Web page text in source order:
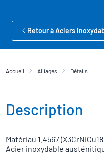
Retour à Aciers
Accueil Alliages Détails
Description
Matériau 1.4567
Acier inoxydable